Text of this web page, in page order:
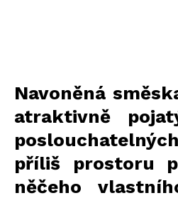
Navoněná
atraktivně
příliš prostoru
něčeho